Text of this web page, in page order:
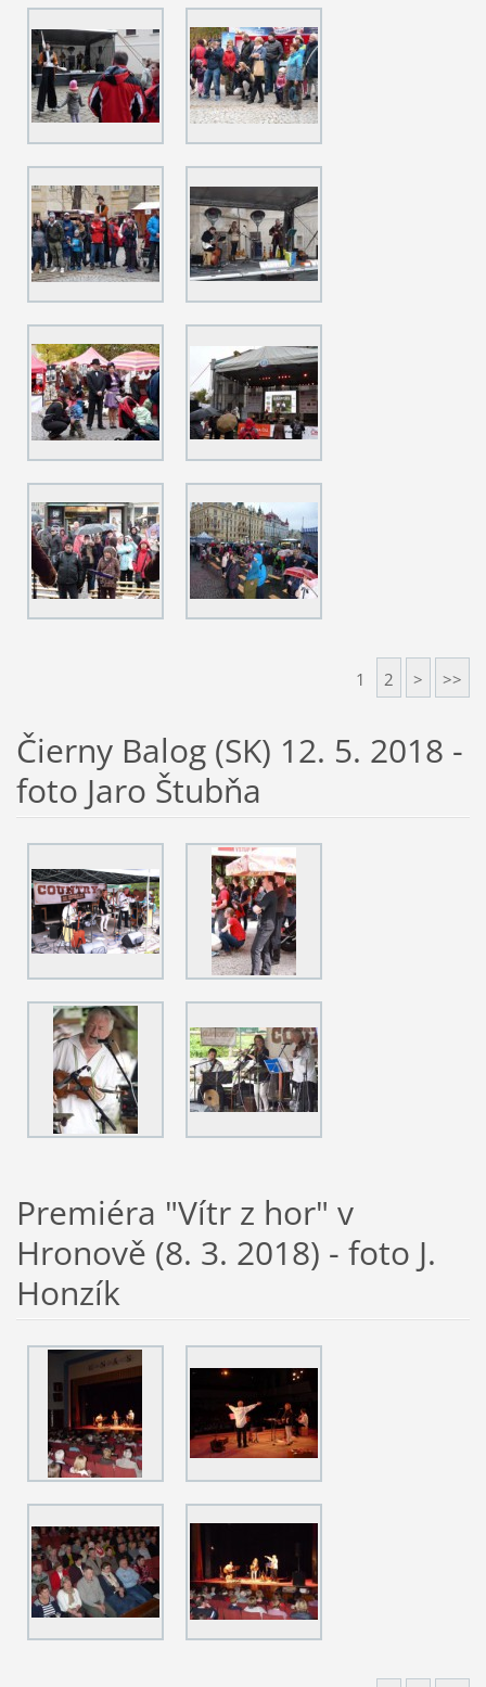
1 2 > >>
Čierny Balog (SK) 12. 5. 2018 -
foto Jaro Štubňa
Premiéra "Vítr z hor" v
Hronově (8. 3. 2018) - foto J.
Honzík